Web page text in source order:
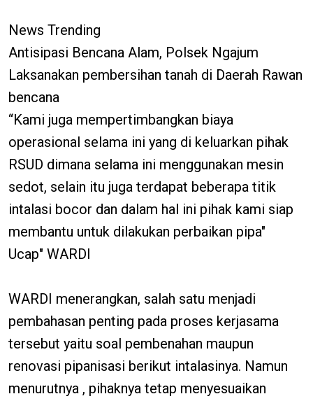
News Trending
Antisipasi Bencana Alam, Polsek Ngajum
Laksanakan pembersihan tanah di Daerah Rawan
bencana
“Kami juga mempertimbangkan biaya
operasional selama ini yang di keluarkan pihak
RSUD dimana selama ini menggunakan mesin
sedot, selain itu juga terdapat beberapa titik
intalasi bocor dan dalam hal ini pihak kami siap
membantu untuk dilakukan perbaikan pipa"
Ucap" WARDI
WARDI menerangkan, salah satu menjadi
pembahasan penting pada proses kerjasama
tersebut yaitu soal pembenahan maupun
renovasi pipanisasi berikut intalasinya. Namun
menurutnya , pihaknya tetap menyesuaikan